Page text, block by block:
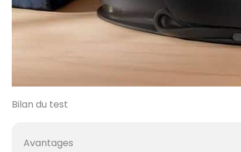
Bilan du test
Avantages